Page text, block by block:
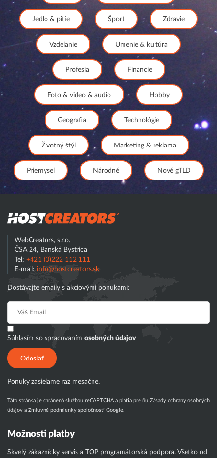
Jedlo & pitie Šport Zdravie
Vzdelanie Umenie & kultúra
Profesia Financie
Foto & video & audio Hobby
Geografia Technológie
Životný štýl Marketing & reklama
Priemysel Národné Nové gTLD
WebCreators, s.r.o.
ČSA 24, Banská Bystrica
Tel: +421 (0)222 112 111
E-mail: info@hostcreators.sk
Dostávajte emaily s akciovými ponukami:
Súhlasím so spracovaním osobných údajov
Odoslať
Ponuky zasielame raz mesačne.
Táto stránka je chránená službou reCAPTCHA a platia pre ňu Zásady ochrany osobných
údajov a Zmluvné podmienky spoločnosti Google.
Možnosti platby
Skvelý zákaznícky servis a TOP programátorská podpora. Všetko od